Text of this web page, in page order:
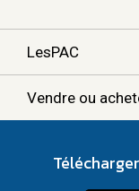
LesPAC
Vendre ou